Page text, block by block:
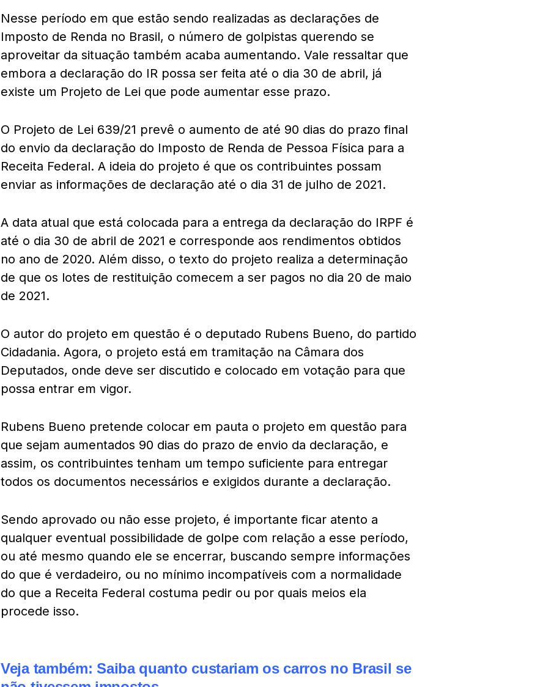
Nesse período em que estão sendo realizadas as declarações de
Imposto de Renda no Brasil, o número de golpistas querendo se
aproveitar da situação também acaba aumentando. Vale ressaltar que
embora a declaração do IR possa ser feita até o dia 30 de abril, já
existe um Projeto de Lei que pode aumentar esse prazo.
O Projeto de Lei 639/21 prevê o aumento de até 90 dias do prazo final
do envio da declaração do Imposto de Renda de Pessoa Física para a
Receita Federal. A ideia do projeto é que os contribuintes possam
enviar as informações de declaração até o dia 31 de julho de 2021.
A data atual que está colocada para a entrega da declaração do IRPF é
até o dia 30 de abril de 2021 e corresponde aos rendimentos obtidos
no ano de 2020. Além disso, o texto do projeto realiza a determinação
de que os lotes de restituição comecem a ser pagos no dia 20 de maio
de 2021.
O autor do projeto em questão é o deputado Rubens Bueno, do partido
Cidadania. Agora, o projeto está em tramitação na Câmara dos
Deputados, onde deve ser discutido e colocado em votação para que
possa entrar em vigor.
Rubens Bueno pretende colocar em pauta o projeto em questão para
que sejam aumentados 90 dias do prazo de envio da declaração, e
assim, os contribuintes tenham um tempo suficiente para entregar
todos os documentos necessários e exigidos durante a declaração.
Sendo aprovado ou não esse projeto, é importante ficar atento a
qualquer eventual possibilidade de golpe com relação a esse período,
ou até mesmo quando ele se encerrar, buscando sempre informações
do que é verdadeiro, ou no mínimo incompatíveis com a normalidade
do que a Receita Federal costuma pedir ou por quais meios ela
procede isso.
Veja também:Saiba quanto custariam os carros no Brasil se